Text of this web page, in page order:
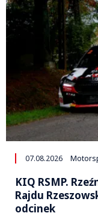
07.08.2026
KIQ RSMP.
Rajdu
odcinek